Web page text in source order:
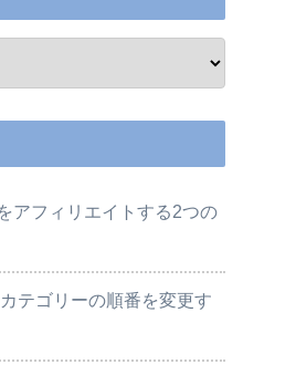
アフィリエイトする2つの
カテゴリーの順番を変更す